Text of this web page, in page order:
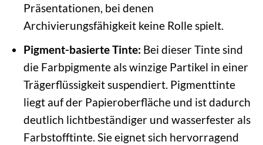
Präsentationen, bei denen
Archivierungsfähigkeit keine Rolle spielt.
Pigment-basierte Tinte: Bei dieser Tinte sind
die Farbpigmente als winzige Partikel in einer
Trägerflüssigkeit suspendiert. Pigmenttinte
liegt auf der Papieroberfläche und ist dadurch
deutlich lichtbeständiger und wasserfester als
Farbstofftinte. Sie eignet sich hervorragend